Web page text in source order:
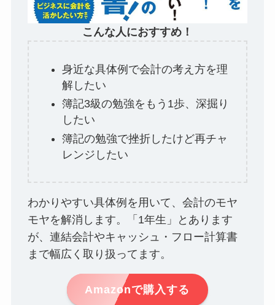
こんな人におすすめ！
身近な具体例で会計の考え方を理
解したい
簿記3級の勉強をもう1歩、深掘り
したい
簿記の勉強で挫折したけど再チャ
レンジしたい
わかりやすい具体例を用いて、会計のモヤ
モヤを解消します。「1年生」とあります
が、連結会計やキャッシュ・フロー計算書
まで幅広く取り扱ってます。
Amazonで購入する